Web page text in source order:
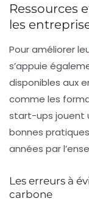
Ressources
les
Pour améliorer
s’appuie
disponibles aux
comme les
start-ups jouent
bonnes
années par
Les erreurs à
carbone